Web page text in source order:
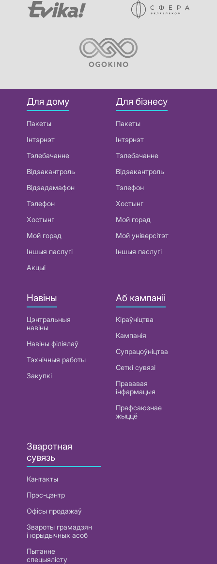
Для дому
Пакеты
Інтэрнэт
Тэлебачанне
Відэакантроль
Відэадамафон
Тэлефон
Хостынг
Мой горад
Іншыя паслугі
Акцыі
Для бізнесу
Пакеты
Інтэрнэт
Тэлебачанне
Відэакантроль
Тэлефон
Хостынг
Мой горад
Мой універсітэт
Іншыя паслугі
Навіны
Цэнтральныя
навіны
Навіны філіялаў
Тэхнічныя работы
Закупкі
Аб кампаніі
Кіраўніцтва
Кампанія
Супрацоўніцтва
Сеткі сувязі
Прававая
інфармацыя
Прафсаюзнае
жыццё
Зваротная
сувязь
Кантакты
Прэс-цэнтр
Офісы продажаў
Звароты грамадзян
і юрыдычных асоб
Пытанне
спецыялісту